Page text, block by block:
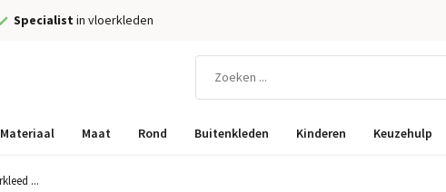
Specialist in vloerkleden
Materiaal Maat Rond Buitenkleden Kinderen Keuzehulp
...